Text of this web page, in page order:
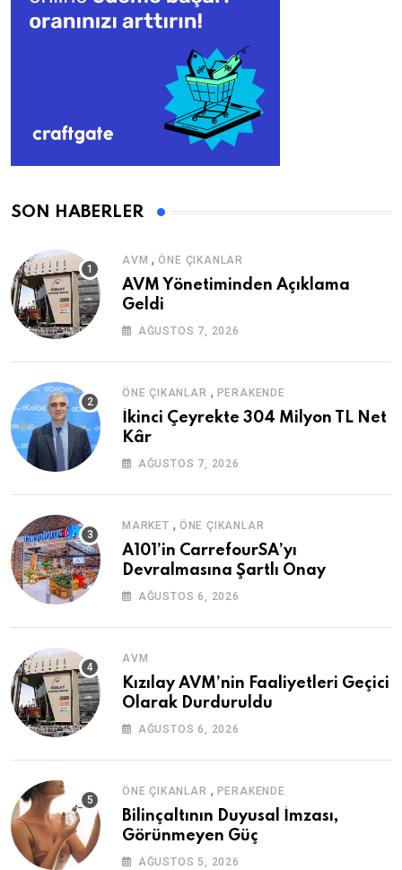
SON HABERLER
AVM ,ÖNE ÇIKANLAR
AVM Yönetiminden Açıklama
Geldi
AĞUSTOS 7, 2026
ÖNE ÇIKANLAR , PERAKENDE
İkinci Çeyrekte 304 Milyon TL Net
Kâr
AĞUSTOS 7, 2026
MARKET , ÖNE ÇIKANLAR
A101’in CarrefourSA’yı
Devralmasına Şartlı Onay
AĞUSTOS 6, 2026
AVM
Kızılay AVM’nin Faaliyetleri Geçici
Olarak Durduruldu
AĞUSTOS 6, 2026
ÖNE ÇIKANLAR , PERAKENDE
Bilinçaltının Duyusal İmzası,
Görünmeyen Güç
AĞUSTOS 5, 2026